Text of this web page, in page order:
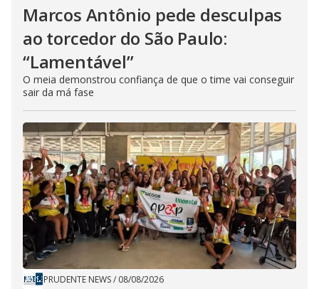
Marcos Antônio pede desculpas
ao torcedor do São Paulo:
“Lamentável”
O meia demonstrou confiança de que o time vai conseguir
sair da má fase
PRUDENTE NEWS/ 08/08/2026